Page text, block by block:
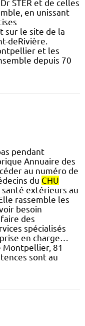
STER et de celles
en unissant
sur le site de la
deRivière.
et les
depuis 70
pendant
Annuaire des
au numéro de
du CHU
extérieurs au
rassemble les
besoin
des
spécialisés
en charge…
Montpellier, 81
sont au